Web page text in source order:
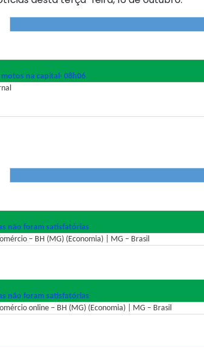
na capital- 08h06
não foram satisfatórias
– BH (MG) (Economia) | MG – Brasil
não foram satisfatórias
online – BH (MG) (Economia) | MG – Brasil